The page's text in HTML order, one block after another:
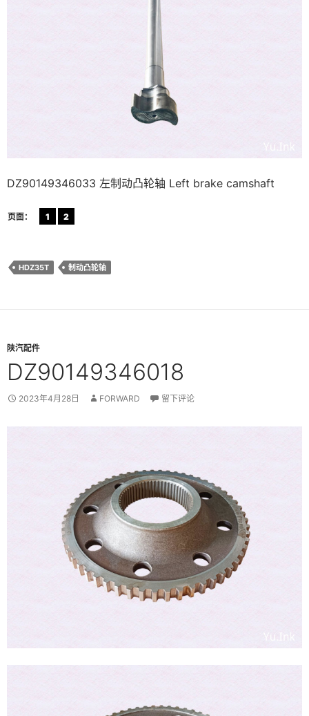
DZ90149346033 左制动凸轮轴 Left brake camshaft
页面： 1 2
HDZ35T 制动凸轮轴
陕汽配件
DZ90149346018
2023年4月28日 FORWARD 留下评论